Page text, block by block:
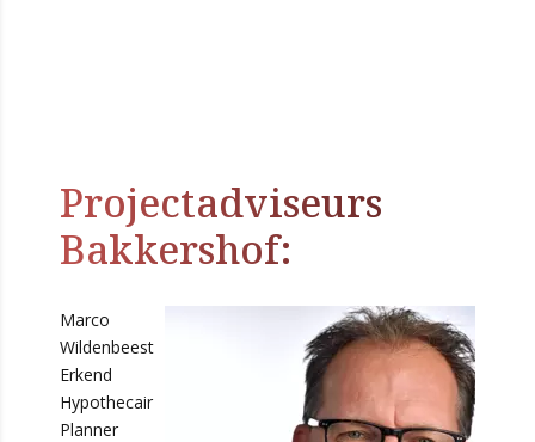
Projectadviseurs
Bakkershof:
Marco
Wildenbeest
Erkend
Hypothecair
Planner